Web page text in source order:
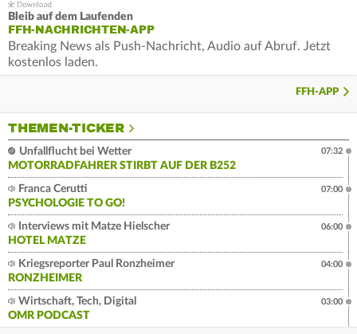
Bleib auf dem Laufenden
FFH-NACHRICHTEN-APP
Breaking News als Push-Nachricht, Audio auf Abruf. Jetzt
kostenlos laden.
FFH-APP
THEMEN-TICKER
Unfallflucht bei Wetter
MOTORRADFAHRER STIRBT AUF DER B252
07:32
Franca Cerutti
PSYCHOLOGIE TO GO!
07:00
Interviews mit Matze Hielscher
HOTEL MATZE
06:00
Kriegsreporter Paul Ronzheimer
RONZHEIMER
04:00
Wirtschaft, Tech, Digital
OMR PODCAST
03:00